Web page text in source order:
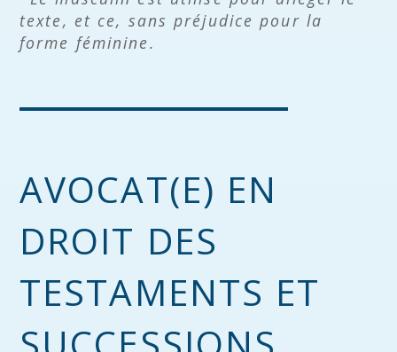
texte, et ce, sans préjudice pour la
forme féminine.
AVOCAT(E) EN
DROIT DES
TESTAMENTS ET